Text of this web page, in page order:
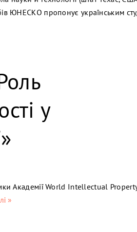
ЮНЕСКО пропонує українським
у
Академії World Intellectual
»